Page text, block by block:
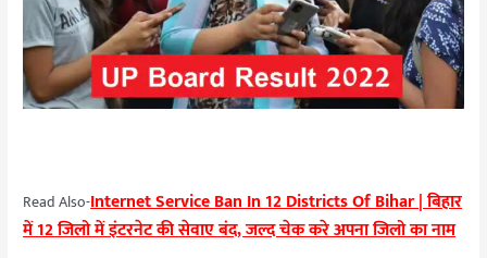
Read Also-Internet Service Ban In 12 Districts Of Bihar | बिहार
में 12 जिलो में इंटरनेट की सेवाए बंद, जल्द चेक करे अपना जिलो का नाम